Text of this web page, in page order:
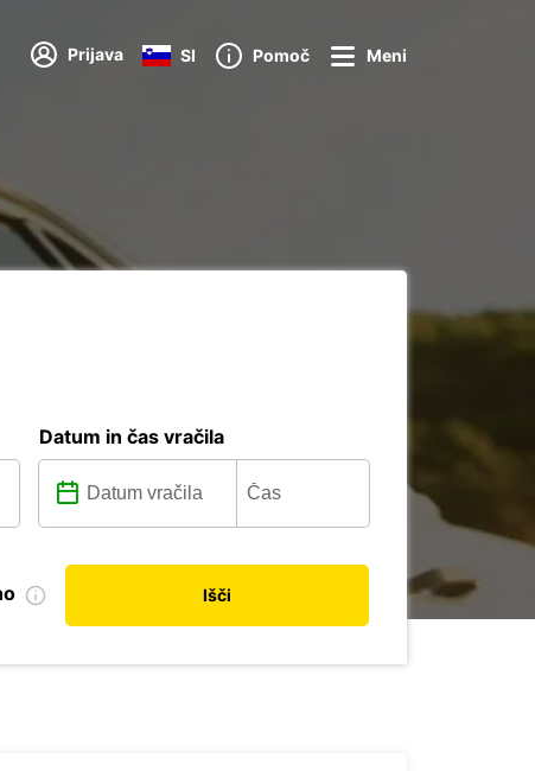
Prijava SI Pomoč Meni
Datum in čas vračila
Išči